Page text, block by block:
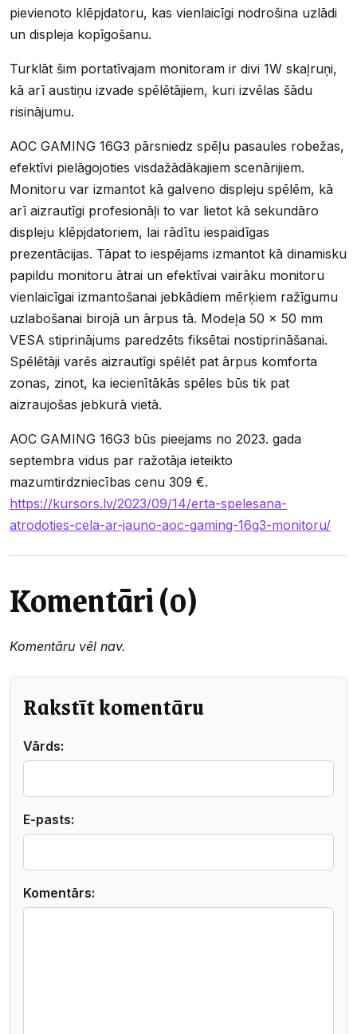
pievienoto klēpjdatoru, kas vienlaicīgi nodrošina uzlādi
un displeja kopīgošanu.
Turklāt šim portatīvajam monitoram ir divi 1W skaļruņi,
kā arī austiņu izvade spēlētājiem, kuri izvēlas šādu
risinājumu.
AOC GAMING 16G3 pārsniedz spēļu pasaules robežas,
efektīvi pielāgojoties visdažādākajiem scenārijiem.
Monitoru var izmantot kā galveno displeju spēlēm, kā
arī aizrautīgi profesionāļi to var lietot kā sekundāro
displeju klēpjdatoriem, lai rādītu iespaidīgas
prezentācijas. Tāpat to iespējams izmantot kā dinamisku
papildu monitoru ātrai un efektīvai vairāku monitoru
vienlaicīgai izmantošanai jebkādiem mērķiem ražīgumu
uzlabošanai birojā un ārpus tā. Modeļa 50 x 50 mm
VESA stiprinājums paredzēts fiksētai nostiprināšanai.
Spēlētāji varēs aizrautīgi spēlēt pat ārpus komforta
zonas, zinot, ka iecienītākās spēles būs tik pat
aizraujošas jebkurā vietā.
AOC GAMING 16G3 būs pieejams no 2023. gada
septembra vidus par ražotāja ieteikto
mazumtirdzniecības cenu 309 €.
https://kursors.lv/2023/09/14/erta-spelesana-
atrodoties-cela-ar-jauno-aoc-gaming-16g3-monitoru/
Komentāri (0)
Komentāru vēl nav.
Rakstīt komentāru
Vārds:
E-pasts:
Komentārs: